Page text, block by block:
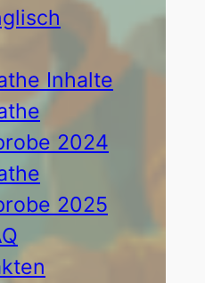
Inhalte
2024
2025